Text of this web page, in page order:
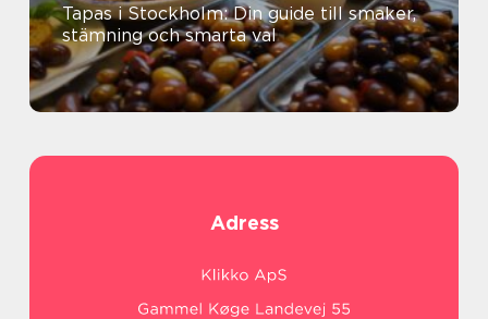
Tapas i Stockholm: Din guide till smaker,
stämning och smarta val
Adress